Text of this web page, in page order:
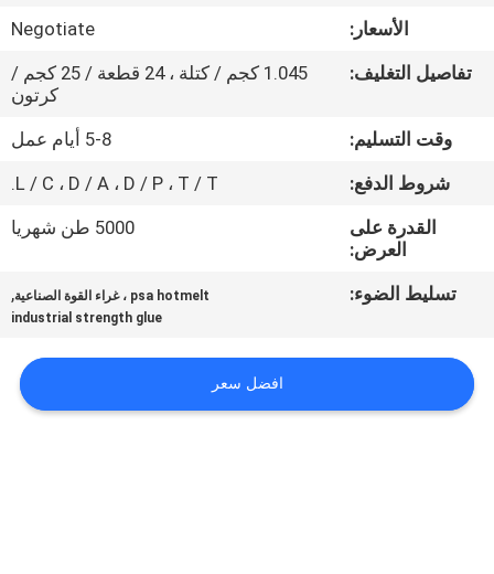
بنا
أخبار
القضايا
اطلب
أسعار
الأسعار:
Negotiate
تفاصيل التغليف:
1.045 كجم / كتلة ، 24 قطعة / 25 كجم /
كرتون
وقت التسليم:
5-8 أيام عمل
شروط الدفع:
L / C ، D / A ، D / P ، T / T.
القدرة على
العرض:
5000 طن شهريا
تسليط الضوء: psa hotmelt ، غراء القوة الصناعية ,
industrial strength glue
افضل سعر